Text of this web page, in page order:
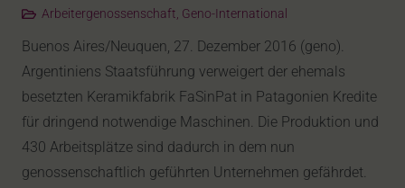
Arbeitergenossenschaft, Geno-International
Buenos Aires/Neuquen, 27. Dezember 2016 (geno).
Argentiniens Staatsführung verweigert der ehemals
besetzten Keramikfabrik FaSinPat in Patagonien Kredite
für dringend notwendige Maschinen. Die Produktion und
430 Arbeitsplätze sind dadurch in dem nun
genossenschaftlich geführten Unternehmen gefährdet.